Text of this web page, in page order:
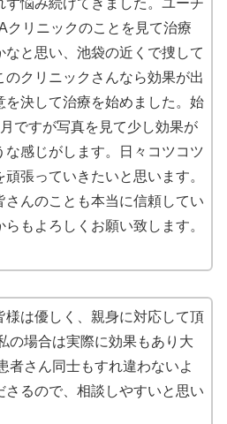
クリニックのことを見て治療
なと思い、池袋の近くで捜して
のクリニックさんなら効果が出
を決して治療を始めました。始
ですが写真を見て少し効果が
な感じがします。日々コツコツ
頑張っていきたいと思います。
さんのことも本当に信頼してい
らもよろしくお願い致します。
様は優しく、親身に対応して頂
の場合は実際に効果もあり大
者さん同士もすれ違わないよ
さるので、相談しやすいと思い